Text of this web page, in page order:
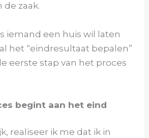
de zaak.
iemand een huis wil laten
het “eindresultaat bepalen”
eerste stap van het proces
begint aan het eind
realiseer ik me dat ik in